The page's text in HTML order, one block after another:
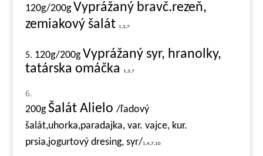
120g/200gVyprážaný bravč.rezeň,
zemiakový šalát
1,3,7
5. 120g/200gVyprážaný syr, hranolky,
tatárska omáčka
1,3,7
200gŠalát Alielo /ľadový
šalát,uhorka,paradajka, var. vajce, kur.
prsia,jogurtový dresing, syr/1,4,7,10